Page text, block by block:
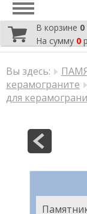
В корзине 0
На сумму 0
Вы здесь:
керамограните
для